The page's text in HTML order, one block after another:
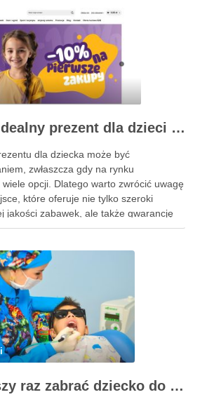
Pomysły na idealny prezent dla dzieci z BSKToys
dla dziecka może być
zwłaszcza gdy na rynku
opcji. Dlatego warto zwrócić uwagę
które oferuje nie tylko szeroki
jakości zabawek, ale także gwarancję
Każdy rodzic pragnie, aby jego
Kiedy pierwszy raz zabrać dziecko do dentysty? Wskazówki dla rodziców